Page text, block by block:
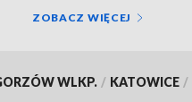
ZOBACZ WIĘCEJ
WLKP. / KATOWICE /